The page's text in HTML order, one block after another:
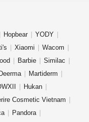
Hopbear
YODY
Xiaomi
Wacom
Barbie
Similac
Deerma
Martiderm
Hukan
Cosmetic Vietnam
Pandora